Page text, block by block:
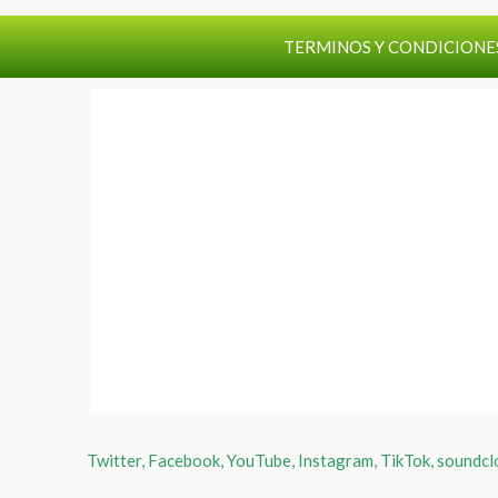
TERMINOS Y
Twitter, Facebook, YouTube, Instagram, TikTok,